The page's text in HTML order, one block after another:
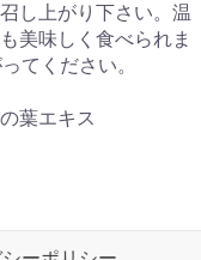
し上がり下さい。温
美味しく食べられま
てください。
葉エキス